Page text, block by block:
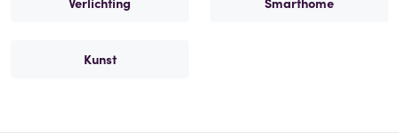
Kunst